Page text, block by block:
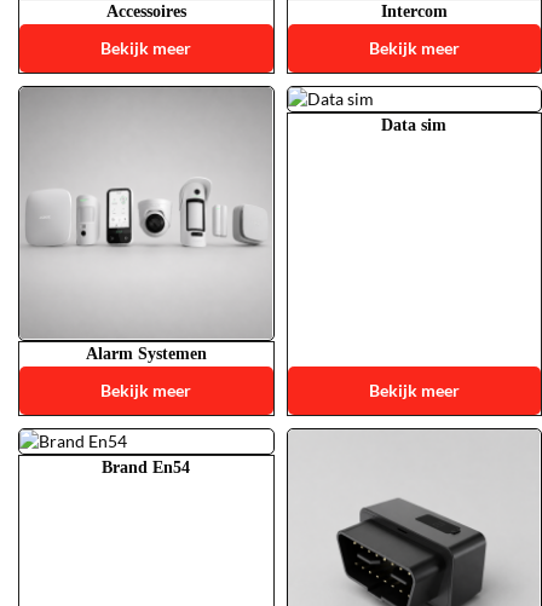
Accessoires
Bekijk meer
Intercom
Bekijk meer
Alarm Systemen
Bekijk meer
Data sim
Bekijk meer
Brand En54